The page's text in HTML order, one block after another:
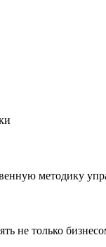
методику
не только